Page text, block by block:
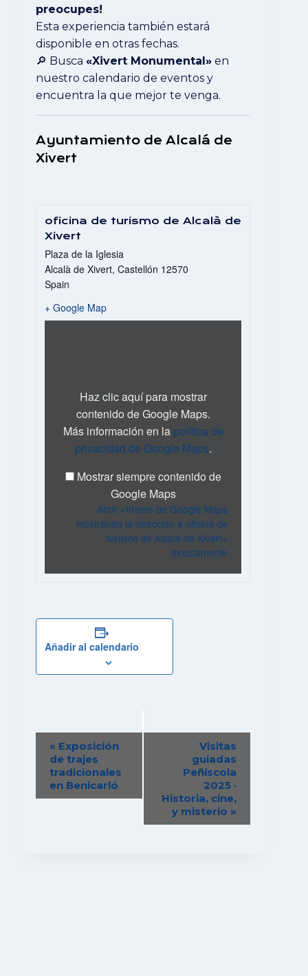
preocupes!
Esta experiencia también estará
disponible en otras fechas.
🔎 Busca «Xivert Monumental» en
nuestro calendario de eventos y
encuentra la que mejor te venga.
Ayuntamiento de Alcalá de
Xivert
oficina de turismo de Alcalà de
Xivert
Plaza de la Iglesia
Alcalà de Xivert, Castellón 12570
Spain
+ Google Map
mostrando
dirección
turismo
Haz clic aquí para mostrar
contenido de Google Maps.
Más información en la política de
privacidad de Google Maps.
Mostrar siempre contenido de
Google Maps
Abrir «Iframe de Google Maps
mostrando la dirección a oficina de
turismo de Alcalà de Xivert»
directamente
Añadir al calendario
Navegación
del
Evento
« Exposición
de trajes
tradicionales
en Benicarló
Visitas
guiadas
Peñíscola
2025 ·
Historia, cine,
y misterio »